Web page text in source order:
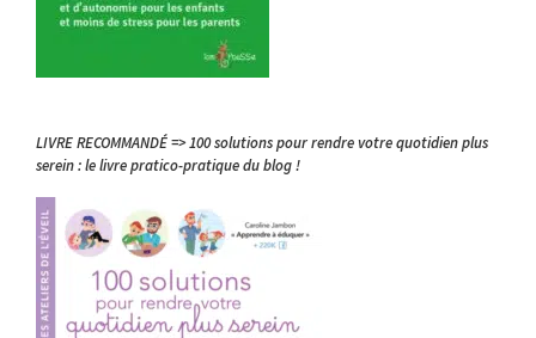
LIVRE RECOMMANDÉ => 100 solutions pour rendre votre quotidien plus
serein : le livre pratico-pratique du blog !